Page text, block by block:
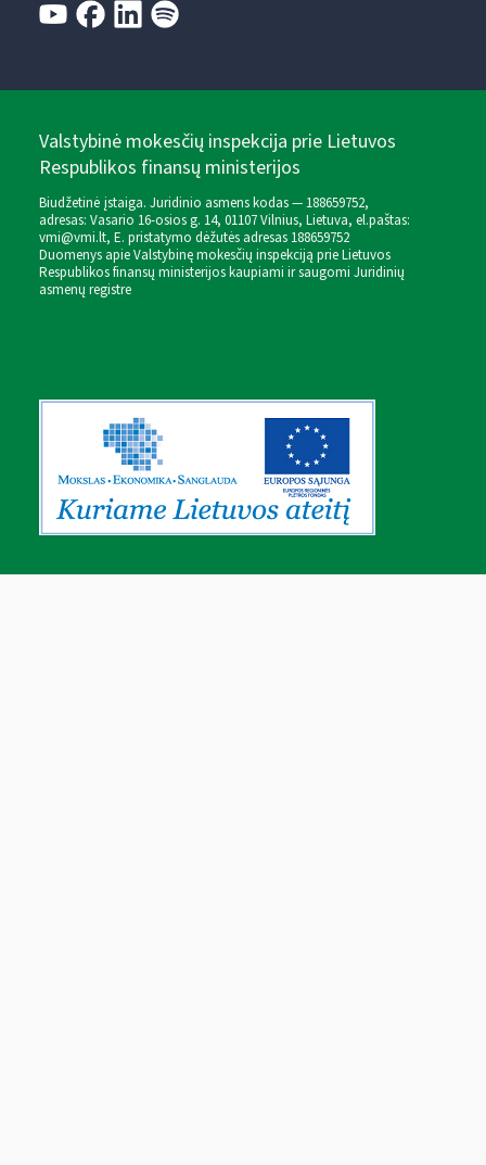
Valstybinė mokesčių inspekcija prie Lietuvos
Respublikos finansų ministerijos
Biudžetinė įstaiga. Juridinio asmens kodas — 188659752,
adresas: Vasario 16-osios g. 14, 01107 Vilnius, Lietuva, el.paštas:
vmi@vmi.lt, E. pristatymo dėžutės adresas 188659752
Duomenys apie Valstybinę mokesčių inspekciją prie Lietuvos
Respublikos finansų ministerijos kaupiami ir saugomi Juridinių
asmenų registre